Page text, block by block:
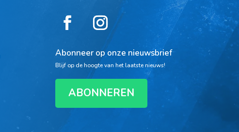
Abonneer op onze nieuwsbrief
Blijf op de hoogte van het laatste nieuws!
ABONNEREN